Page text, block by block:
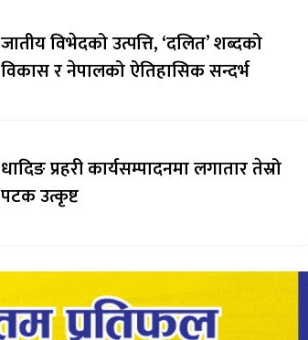
जातीय विभेदको उत्पत्ति, ‘दलित’ शब्दको
विकास र नेपालको ऐतिहासिक सन्दर्भ
धादिङ प्रहरी कार्यसम्पादनमा लगातार तेस्रो
पटक उत्कृष्ट